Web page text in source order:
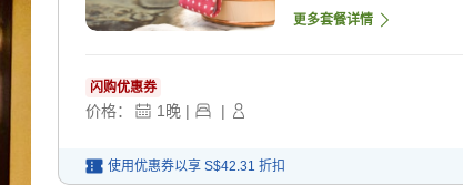
更多套餐详情
闪购优惠券
价格： 1晚 | |
使用优惠券以享 S$42.31 折扣